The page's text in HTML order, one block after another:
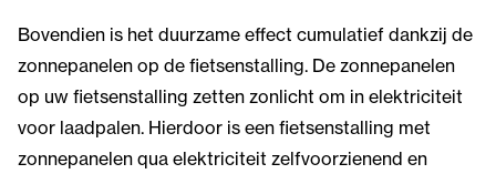
Bovendien is het duurzame effect cumulatief dankzij de
zonnepanelen op de fietsenstalling. De zonnepanelen
op uw fietsenstalling zetten zonlicht om in elektriciteit
voor laadpalen. Hierdoor is een fietsenstalling met
zonnepanelen qua elektriciteit zelfvoorzienend en